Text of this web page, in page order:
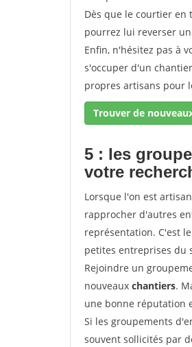
Dès que le courtier en
pourrez lui reverser
Enfin, n'hésitez pas à
s'occuper d'un
propres artisans pour
Trouver de
5 : les
votre
Lorsque l'on est
rapprocher d'autres
représentation. C'est
petites entreprises du
Rejoindre un
nouveaux chantiers.
une bonne réputation
Si les groupements
souvent sollicités par